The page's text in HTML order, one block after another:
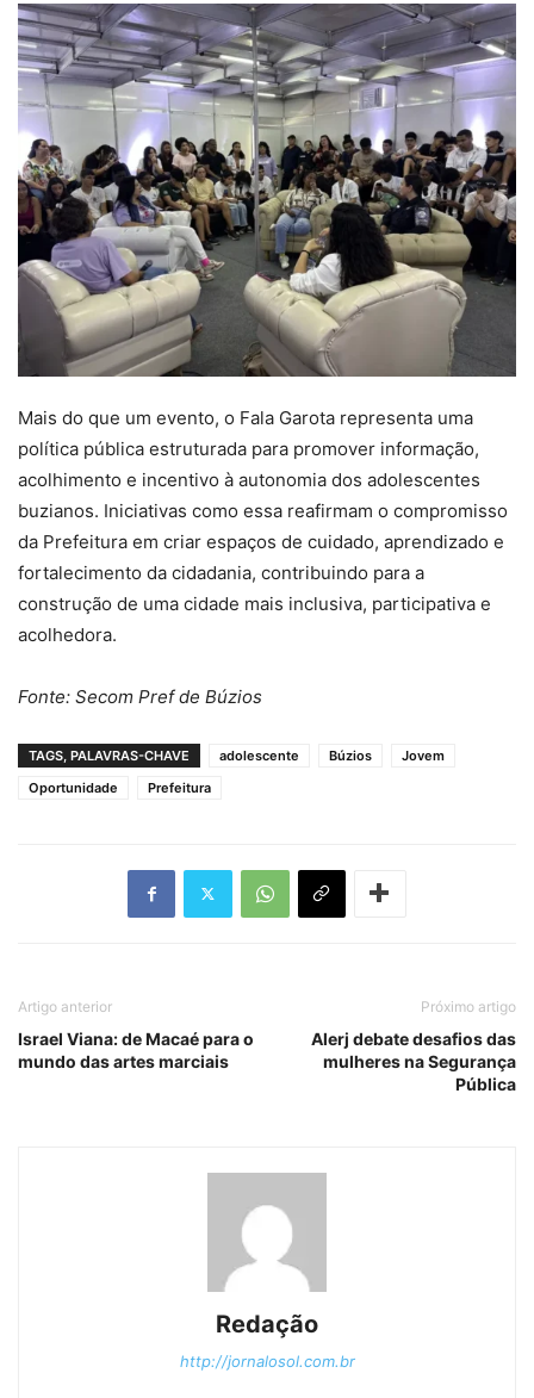
Mais do que um evento, o Fala Garota representa uma
política pública estruturada para promover informação,
acolhimento e incentivo à autonomia dos adolescentes
buzianos. Iniciativas como essa reafirmam o compromisso
da Prefeitura em criar espaços de cuidado, aprendizado e
fortalecimento da cidadania, contribuindo para a
construção de uma cidade mais inclusiva, participativa e
acolhedora.
Fonte: Secom Pref de Búzios
TAGS, PALAVRAS-CHAVE adolescente Búzios
Jovem
Oportunidade
Prefeitura
Artigo anterior
Israel Viana: de Macaé para o
mundo das artes marciais
Próximo artigo
Alerj debate desafios das
mulheres na Segurança
Pública
Redação
http://jornalosol.com.br